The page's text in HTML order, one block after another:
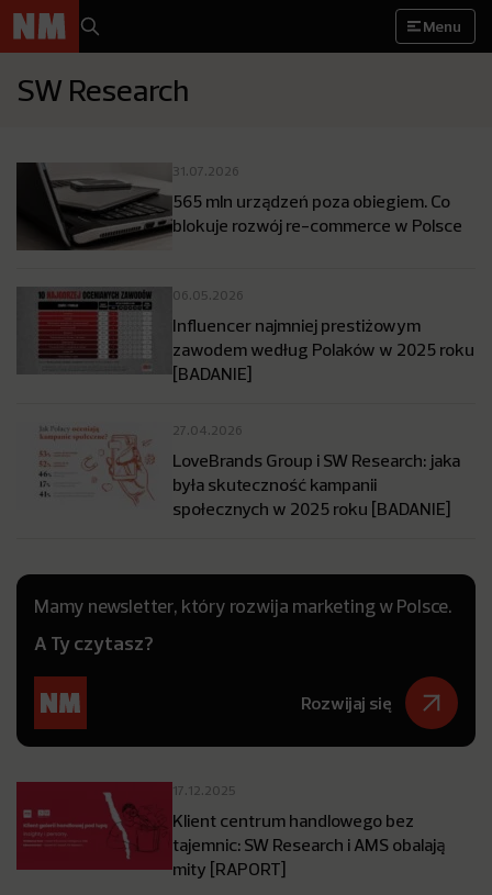
Menu
SW Research
31.07.2026
565 mln urządzeń poza obiegiem. Co
blokuje rozwój re-commerce w Polsce
06.05.2026
Influencer najmniej prestiżowym
zawodem według Polaków w 2025 roku
[BADANIE]
27.04.2026
LoveBrands Group i SW Research: jaka
była skuteczność kampanii
społecznych w 2025 roku [BADANIE]
Mamy newsletter, który rozwija marketing w Polsce.
A Ty czytasz?
Rozwijaj się
17.12.2025
Klient centrum handlowego bez
tajemnic: SW Research i AMS obalają
mity [RAPORT]